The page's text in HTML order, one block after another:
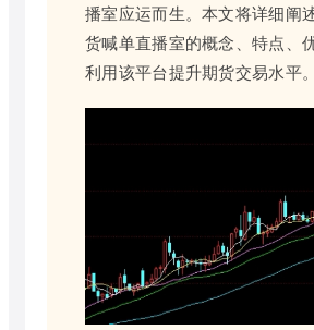
播室应运而生。本文将详细阐
货喊单直播室的概念、特点、
利用该平台提升期货交易水平。